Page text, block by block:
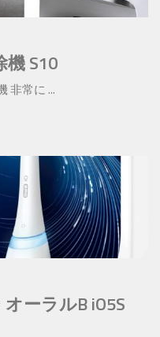
S10
非常に ...
ーラルB iO5S